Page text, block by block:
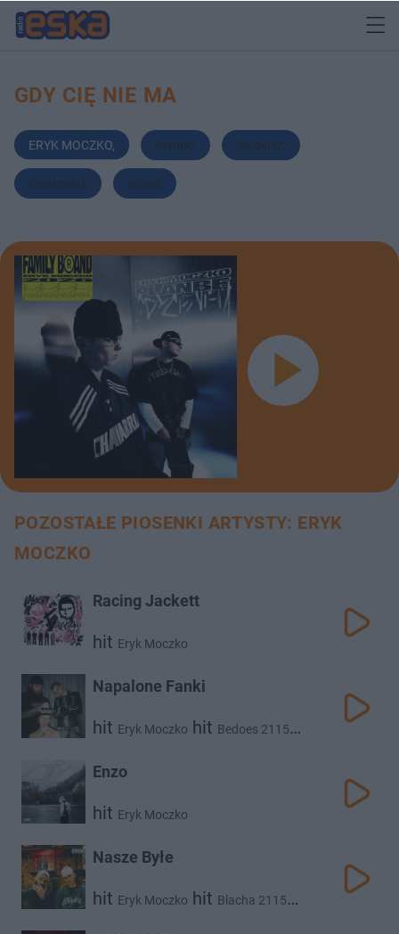
GDY CIĘ NIE MA
ERYK MOCZKO, Planbe Sergiusz
Clearmind Worek
POZOSTAŁE PIOSENKI ARTYSTY: ERYK
MOCZKO
Racing Jackett
hit Eryk Moczko
Napalone Fanki
hit Eryk Moczko hit Bedoes 2115
Enzo
hit Eryk Moczko
Nasze Byłe
hit Eryk Moczko hit Blacha 2115